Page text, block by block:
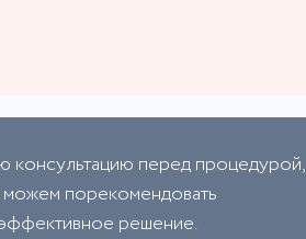
перед процедурой,
можем порекомендовать
решение.